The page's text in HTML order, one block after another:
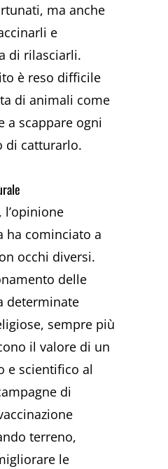
ma anche
e
di rilasciarli.
è reso difficile
di animali come
a scappare ogni
di catturarlo.
ha cominciato a
occhi diversi.
delle
determinate
sempre più
il valore di un
e scientifico al
di
terreno,
le